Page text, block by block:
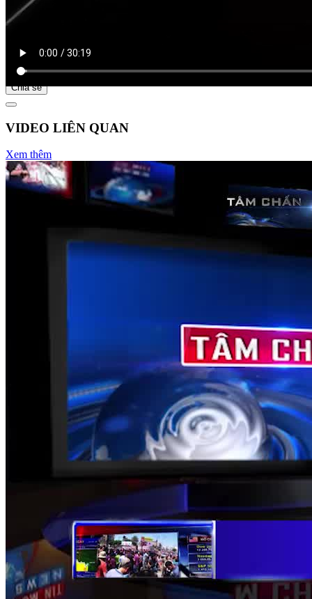
Bắt đầu tại
Chia sẻ
VIDEO LIÊN QUAN
Xem thêm